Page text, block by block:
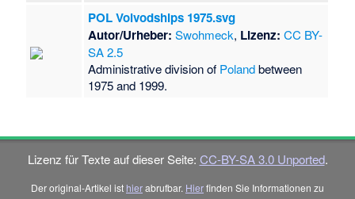
POL Voivodships 1975.svg
Autor/Urheber: Swohmeck, Lizenz: CC BY-
SA 2.5
Administrative division of Polandbetween
1975 and 1999.
Lizenz für Texte auf dieser Seite: CC-BY-SA 3.0 Unported.
Der original-Artikel ist hierabrufbar. Hierfinden Sie Informationen zu